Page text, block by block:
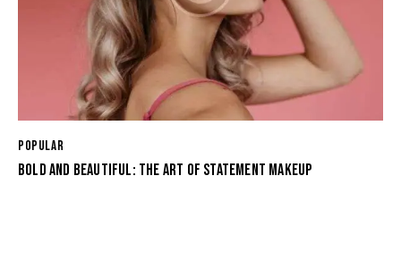
POPULAR
BOLD AND BEAUTIFUL: THE ART OF STATEMENT MAKEUP